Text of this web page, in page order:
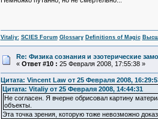
Vitaliy: SCIES Forum Glossary Definitions of Magic
Re: Физика сознания и эзотерические
« Ответ #10 : 25 Февраля 2008, 17:55:38 »
Цитата: Vincent Law от 25 Февраля 2008,
Цитата: Vitaliy от 25 Февраля 2008, 14:44:31
Не согласен. Я вчерне обрисовал картину
объекты.
Эта точка зрения, которую тоже невозможно